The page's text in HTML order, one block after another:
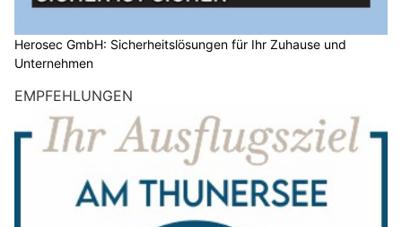
Herosec GmbH: Sicherheitslösungen für Ihr Zuhause und
Unternehmen
EMPFEHLUNGEN